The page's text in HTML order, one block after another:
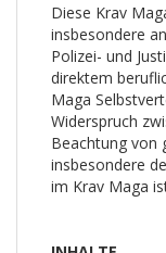
Diese Krav
insbesondere
Polizei- und
direktem
Maga
Widerspruch
Beachtung von
insbesondere
im Krav Maga